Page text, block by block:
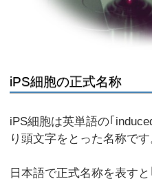
iPS細胞の正式名称
iPS細胞は英単語の｢
り頭文字をとった名称です
日本語で正式名称を表すと